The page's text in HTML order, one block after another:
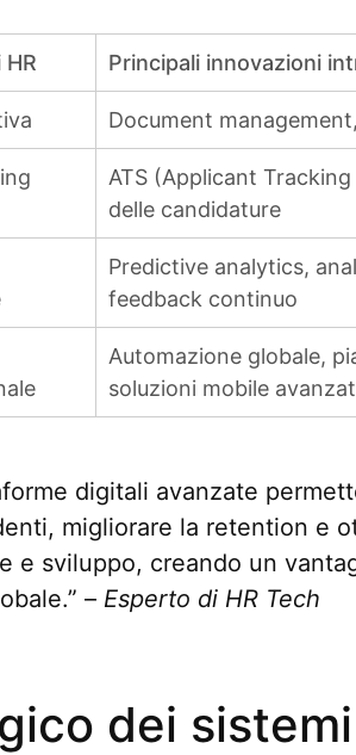
Principali innovazioni
Document
ATS (Applicant
delle candidature
Predictive analytics,
feedback continuo
Automazione globale,
soluzioni mobile
digitali avanzate
migliorare la retention e
e sviluppo, creando un
– Esperto di HR Tech
dei